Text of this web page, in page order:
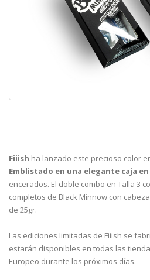
Fiiish ha lanzado este precioso color
Emblistado en una elegante caja
encerados. El doble combo en Talla 3
completos de Black Minnow con
de 25gr.
Las ediciones limitadas de Fiiish se
estarán disponibles en todas las
Europeo durante los próximos días.